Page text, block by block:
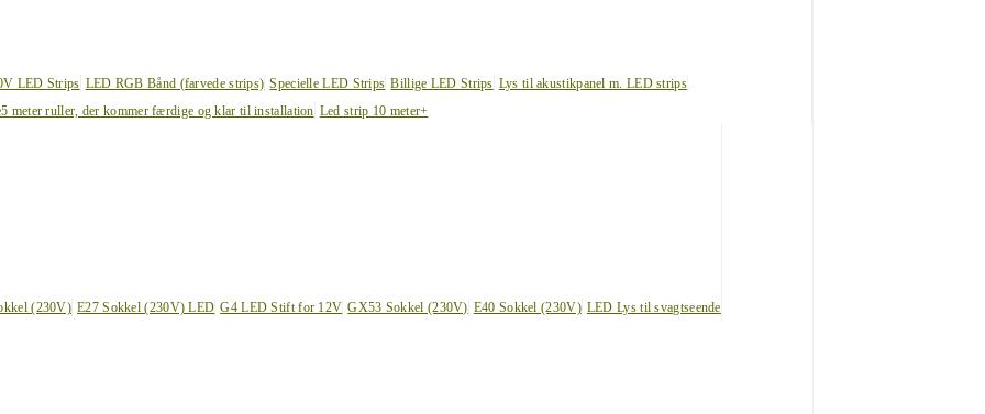
LED Strips LED RGB Bånd (farvede strips) Specielle LED Strips Billige LED Strips Lys til akustikpanel m. LED strips
5 meter ruller, der kommer færdige og klar til installation Led strip 10 meter+
(230V) E27 Sokkel (230V) LED G4 LED Stift for 12V GX53 Sokkel (230V) E40 Sokkel (230V) LED Lys til svagtseende